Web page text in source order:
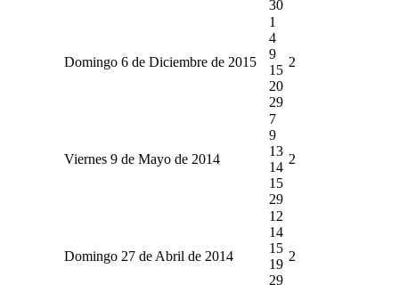
30
Domingo 6 de Diciembre de 2015
1
4
9
15
20
29
2
Viernes 9 de Mayo de 2014
7
9
13
14
15
29
2
Domingo 27 de Abril de 2014
12
14
15
19
29
2